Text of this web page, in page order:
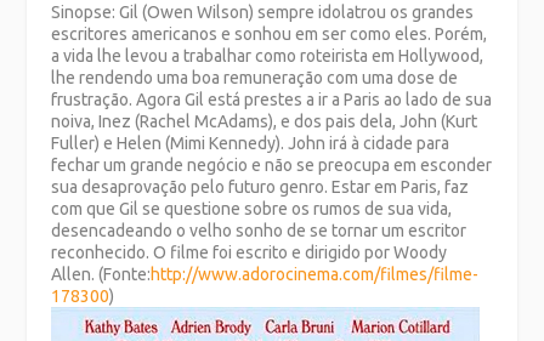
Sinopse: Gil (Owen Wilson) sempre idolatrou os grandes
escritores americanos e sonhou em ser como eles. Porém,
a vida lhe levou a trabalhar como roteirista em Hollywood,
lhe rendendo uma boa remuneração com uma dose de
frustração. Agora Gil está prestes a ir a Paris ao lado de sua
noiva, Inez (Rachel McAdams), e dos pais dela, John (Kurt
Fuller) e Helen (Mimi Kennedy). John irá à cidade para
fechar um grande negócio e não se preocupa em esconder
sua desaprovação pelo futuro genro. Estar em Paris, faz
com que Gil se questione sobre os rumos de sua vida,
desencadeando o velho sonho de se tornar um escritor
reconhecido. O filme foi escrito e dirigido por Woody
Allen. (Fonte:http://www.adorocinema.com/filmes/filme-
178300)